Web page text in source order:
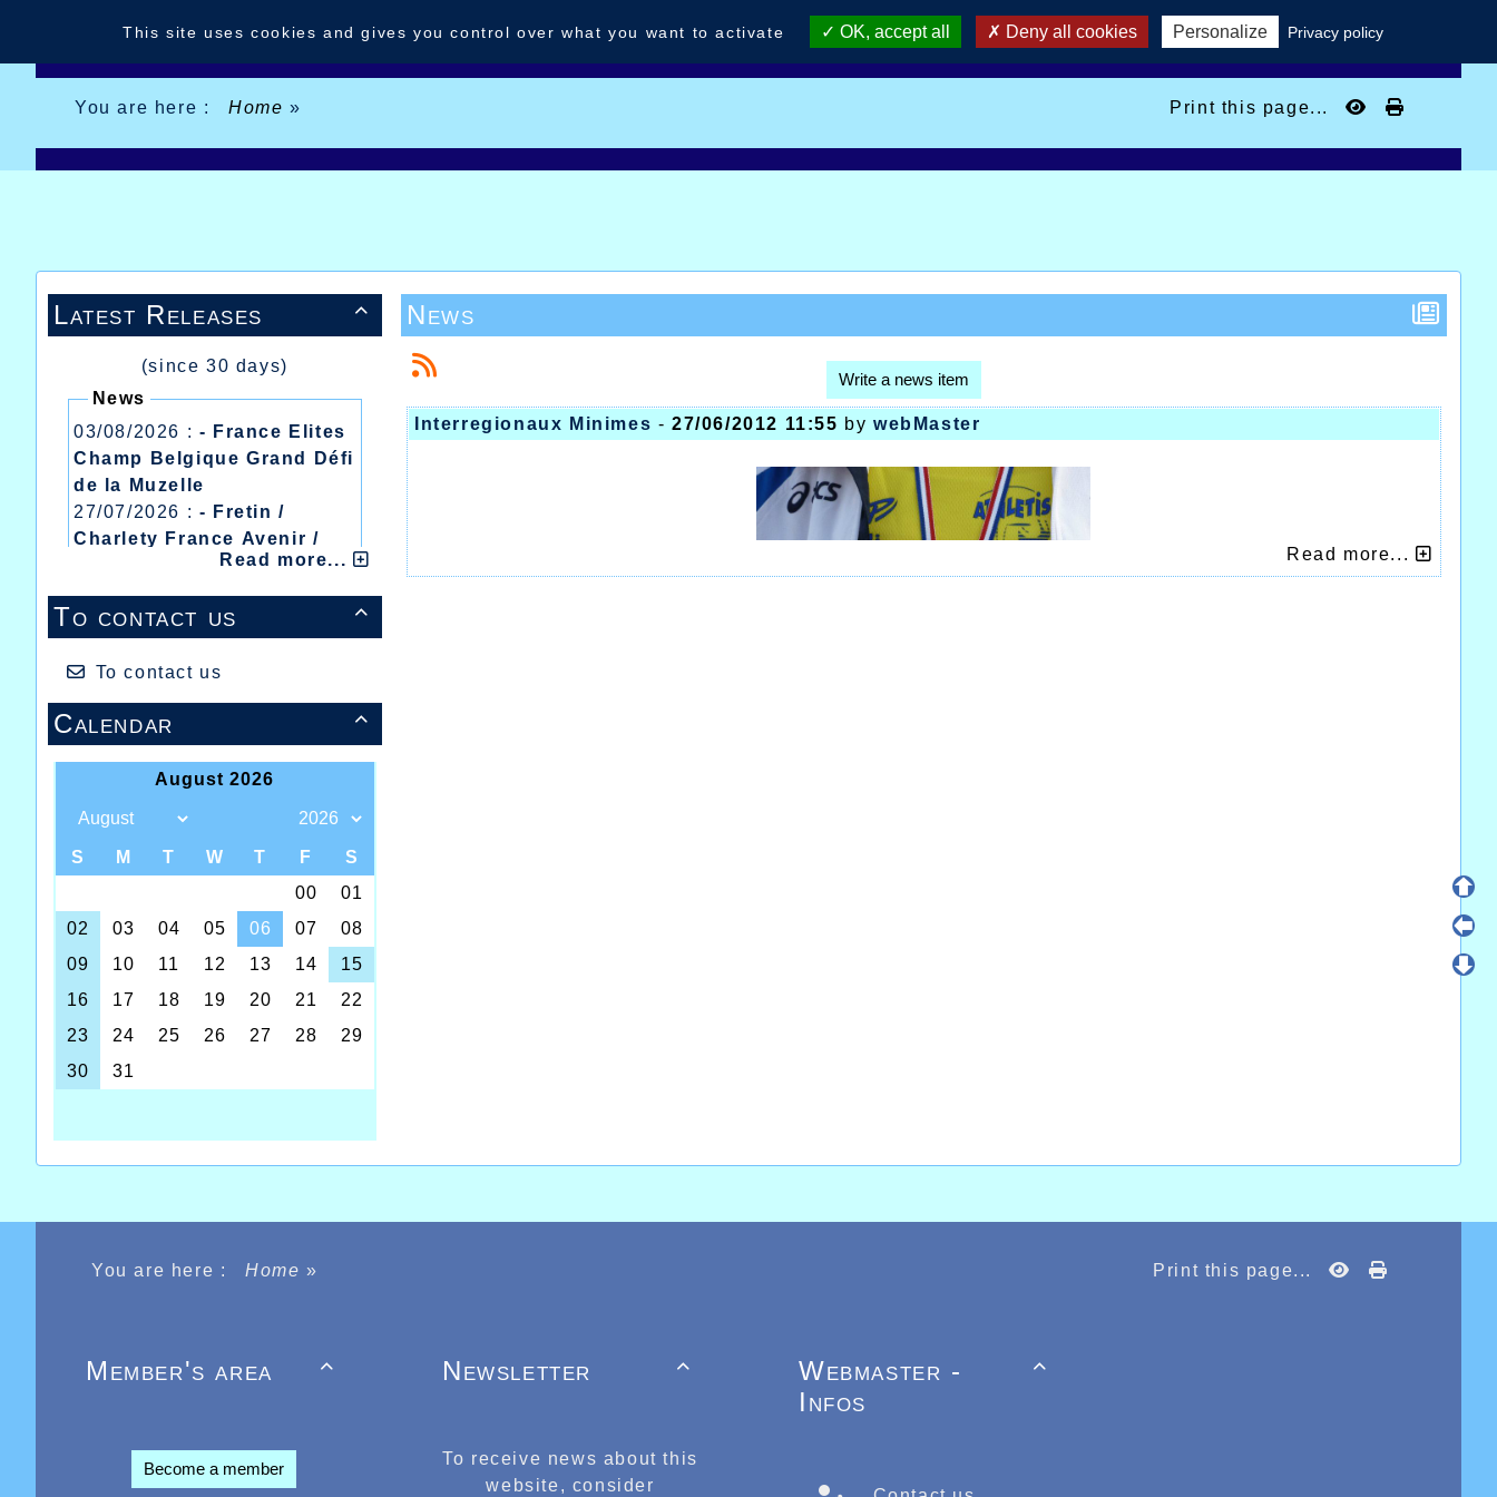
You are here : Home» Print this page...

Latest Releases
(since 30 days)
News
03/08/2026 : - France Elites
Champ Belgique Grand Défi
de la Muzelle
27/07/2026 : - Fretin /
Charlety France Avenir /
Heusden Zolder
20/07/2026 :- Courtrai /
Mont des Cats
Meeting Abeilles /
Régionaux /
Read more...

To contact us
To contact us

Calendar
News
Write a news item
Interregionaux Minimes -27/06/2012 11:55 bywebMaster
Read more...
You are here : Home» Print this page...

Member's area
Become a member

Newsletter
To receive news about this
website, consider

Webmaster -
Infos
This site uses cookies and gives you control over what you want to activate OK, accept all Deny all cookies Personalize Privacy policy